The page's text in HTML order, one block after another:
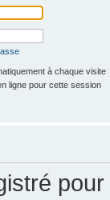
à chaque visite
ligne pour cette session